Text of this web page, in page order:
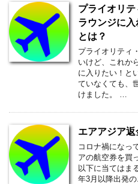
プライオリ
ラウンジに入
とは？
プライオリティ
いけど、これか
に入りたい！と
ていなくても、
けました。 …
エアアジア
コロナ禍になっ
アの航空券を買
以下に当てはま
年3月以降出発